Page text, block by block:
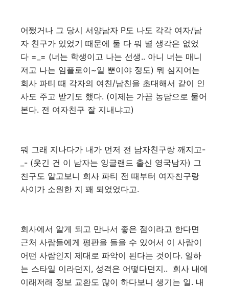
어쨌거나 그 당시 서양남자 P도 나도 각각 여자/남
자 친구가 있었기 때문에 둘 다 뭐 별 생각은 없었
다 =_= (너는 학생이고 나는 선생.. 아니 너는 매니
저고 나는 임플로이~일 뿐이야 정도) 뭐 심지어는
회사 파티 때 각자의 여친/남친을 초대해서 같이 인
사도 주고 받기도 했다. (이제는 가끔 농담으로 물어
본다. 전 여자친구 잘 지내냐고)
뭐 그래 지나다가 내가 먼저 전 남자친구랑 깨지고-
_- (웃긴 건 이 남자는 잉글랜드 출신 영국남자) 그
친구도 알고보니 회사 파티 전 때부터 여자친구랑
사이가 소원한 지 꽤 되었었다고.
회사에서 알게 되고 만나서 좋은 점이라고 한다면
근처 사람들에게 평판을 들을 수 있어서 이 사람이
어떤 사람인지 제대로 파악이 된다는 것이다. 일하
는 스타일 이라던지, 성격은 어떻다던지.. 회사 내에
이래저래 정보 교환도 많이 하다보니 생기는 일. 내